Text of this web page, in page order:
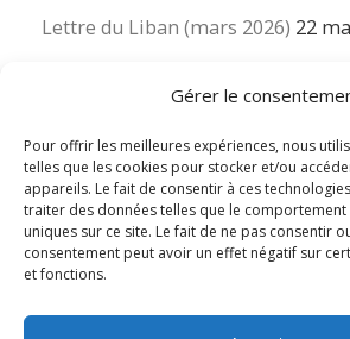
Gérer le
Pour offrir les meilleures expériences, nous
telles que les cookies pour stocker et/ou
appareils. Le fait de consentir à ces
traiter des données telles que le comportement
uniques sur ce site. Le fait de ne pas consentir
consentement peut avoir un effet négatif sur
et fonctions.
Lettre du Liban (mars 2026) 22
La revue « Educateur » décapitée ?
nouvelle et ses liens avec la revue
16 mars 2026
© 2026